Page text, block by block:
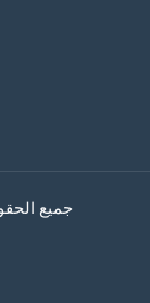
جميع